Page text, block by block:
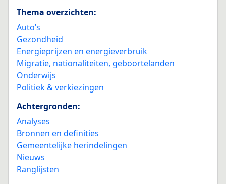
Thema overzichten:
Auto’s
Gezondheid
Energieprijzen en energieverbruik
Migratie, nationaliteiten, geboortelanden
Onderwijs
Politiek & verkiezingen
Achtergronden:
Analyses
Bronnen en definities
Gemeentelijke herindelingen
Nieuws
Ranglijsten